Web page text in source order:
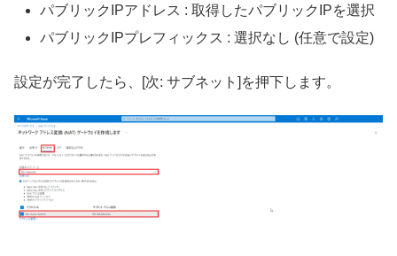
パブリックIPアドレス : 取得したパブリックIPを選択
パブリックIPプレフィックス : 選択なし (任意で設定)
設定が完了したら、[次: サブネット]を押下します。